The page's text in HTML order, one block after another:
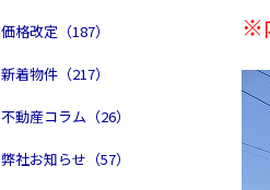
価格改定（187）
新着物件（217）
不動産コラム（26）
弊社お知らせ（57）
※